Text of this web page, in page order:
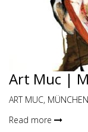
Art Muc |
ART MUC,
Read more